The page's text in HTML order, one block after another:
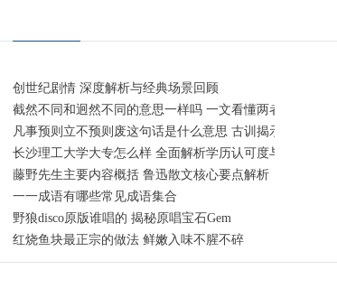
指南
晚高峰限行时间
创世纪剧情 深度解析与经典场景回顾
截然不同和迥然不同的意思一样吗 一文看懂两者异同
凡事预则立不预则废这句话是什么意思 古训揭示提前规划
长沙理工大学大专怎么样 全面解析学历认可度与就业前景
藤野先生主要内容概括 鲁迅散文核心要点解析
一一成语有哪些常见成语集合
野狼disco原版谁唱的 揭秘原唱宝石Gem
红烧鱼块最正宗的做法 鲜嫩入味不腥不碎